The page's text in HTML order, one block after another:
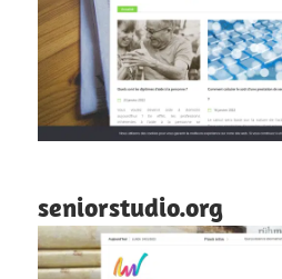
seniorstudio.org